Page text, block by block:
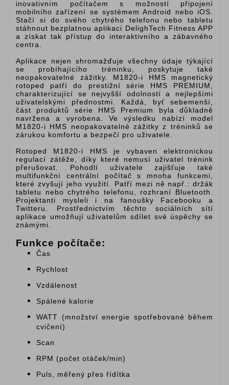
inovativním počítačem s možností připojení
mobilního zařízení se systémem Android nebo iOS.
Stačí si do svého chytrého telefonu nebo tabletu
stáhnout bezplatnou aplikaci DelighTech Fitness APP
a získat tak přístup do interaktivního a zábavného
centra.
Aplikace nejen shromažďuje všechny údaje týkající
se probíhajícího tréninku, poskytuje také
neopakovatelné zážitky. M1820-i HMS magnetický
rotoped patří do prestižní série HMS PREMIUM,
charakterizující se nejvyšší odolností a nejlepšími
uživatelskými přednostmi. Každá, byť sebemenší,
část produktů série HMS Premium byla důkladně
navržena a vyrobena. Ve výsledku nabízí model
M1820-i HMS neopakovatelné zážitky z tréninků se
zárukou komfortu a bezpečí pro uživatele.
Rotoped M1820-i HMS je vybaven elektronickou
regulací zátěže, díky které nemusí uživatel trénink
přerušovat. Pohodlí uživatele zajišťuje také
multifunkční centrální počítač s mnoha funkcemi,
které zvyšují jeho využití. Patří mezi ně např.: držák
tabletu nebo chytrého telefonu, rozhraní Bluetooth.
Projektanti mysleli i na fanoušky Facebooku a
Twitteru. Prostřednictvím těchto sociálních sítí
aplikace umožňují uživatelům sdílet své úspěchy se
známými.
Funkce počítače:
Čas
Rychlost
Vzdálenost
Spálené kalorie
WATT (množství energie spotřebované během
cvičení)
Scan
RPM (počet otáček/min)
Puls, měřený přes řídítka